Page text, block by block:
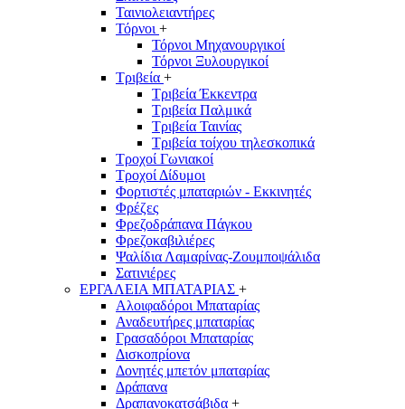
Ταινιολειαντήρες
Τόρνοι +
Τόρνοι Μηχανουργικοί
Τόρνοι Ξυλουργικοί
Τριβεία +
Τριβεία Έκκεντρα
Τριβεία Παλμικά
Τριβεία Ταινίας
Τριβεία τοίχου τηλεσκοπικά
Τροχοί Γωνιακοί
Τροχοί Δίδυμοι
Φορτιστές μπαταριών - Εκκινητές
Φρέζες
Φρεζοδράπανα Πάγκου
Φρεζοκαβιλιέρες
Ψαλίδια Λαμαρίνας-Ζουμποψάλιδα
Σατινιέρες
ΕΡΓΑΛΕΙΑ ΜΠΑΤΑΡΙΑΣ +
Αλοιφαδόροι Μπαταρίας
Αναδευτήρες μπαταρίας
Γρασαδόροι Μπαταρίας
Δισκοπρίονα
Δονητές μπετόν μπαταρίας
Δράπανα
Δραπανοκατσάβιδα +